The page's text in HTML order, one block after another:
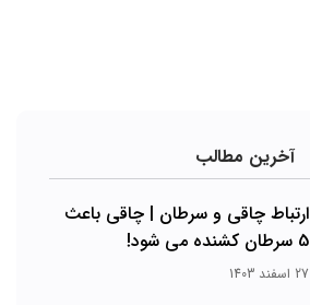
آخرین مطالب
ارتباط چاقی و سرطان | چاقی باعث
5 سرطان کشنده می شود!
27 اسفند 1403